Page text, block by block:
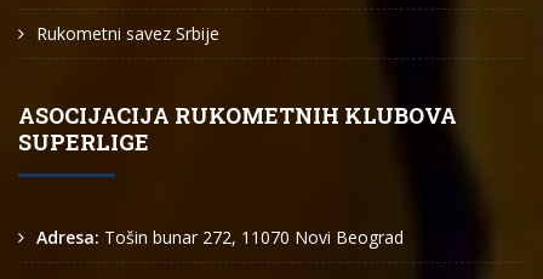
Rukometni savez Srbije
ASOCIJACIJA RUKOMETNIH KLUBOVA
SUPERLIGE
Adresa: Tošin bunar 272, 11070 Novi Beograd